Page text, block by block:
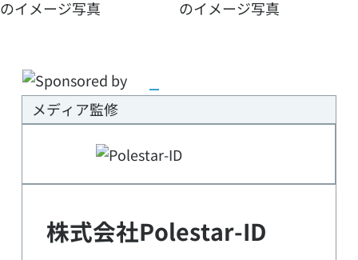
メディア監修
株式会社Polestar-ID